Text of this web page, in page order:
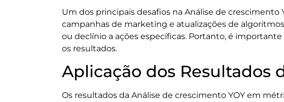
Um dos principais desafios na Análise de crescimento
campanhas de marketing e atualizações de
ou declínio a ações específicas. Portanto, é
os resultados.
Aplicação dos Resultados
Os resultados da Análise de crescimento YOY em